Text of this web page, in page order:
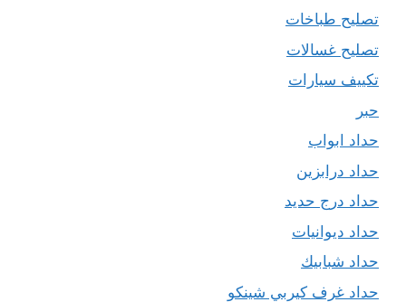
تصليح طباخات
تصليح غسالات
تكييف سيارات
حبر
حداد ابواب
حداد درابزين
حداد درج حديد
حداد ديوانيات
حداد شبابيك
حداد غرف كيربي شينكو